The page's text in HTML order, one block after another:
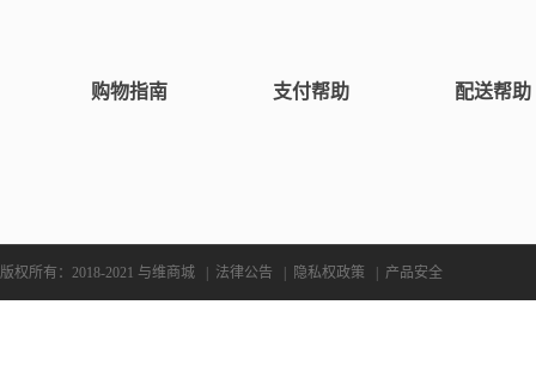
购物指南 支付帮助 配送帮助
版权所有：2018-2021 与维商城 法律公告 隐私权政策 产品安全